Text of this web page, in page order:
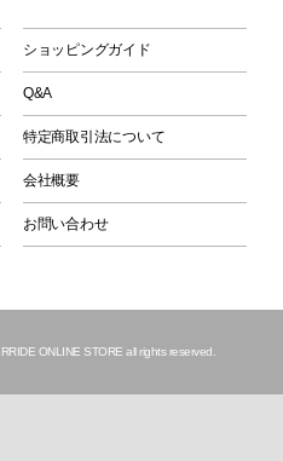
ショッピングガイド
Q&A
特定商取引法について
会社概要
お問い合わせ
ONLINE STORE all rights reserved.